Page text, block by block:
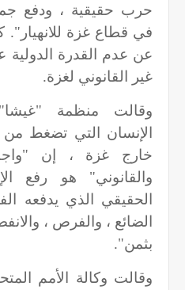
حرب حقيقية ، ودفع
في قطاع غزة
عن عدم القدرة الدولية
غير القانوني لغزة.
وقالت منظمة "غيشا"
الإنسان التي تضغط
خارج غزة ، إن
والقانوني" هو رفع
الحقيقي الذي يدفعه
الضائع ، والفرص ،
بثمن".
وقالت وكالة الأمم